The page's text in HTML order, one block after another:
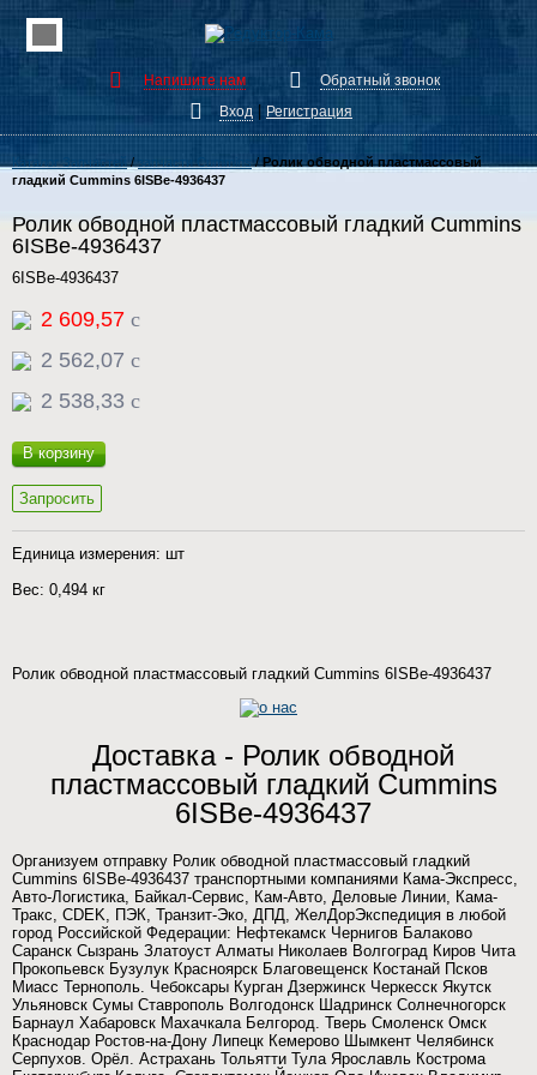
Напишите нам
Обратный звонок
Вход
Регистрация
Каталог Запчастей/запчасти Cummins/Ролик обводной пластмассовый
гладкий Cummins 6ISBe-4936437
Ролик обводной пластмассовый гладкий Cummins
6ISBe-4936437
6ISBe-4936437
2 609,57 c
2 562,07 c
2 538,33 c
В корзину
Запросить
Единица измерения: шт
Вес: 0,494 кг
Ролик обводной пластмассовый гладкий Cummins 6ISBe-4936437
Доставка - Ролик обводной
пластмассовый гладкий Cummins
6ISBe-4936437
Организуем отправку Ролик обводной пластмассовый гладкий
Cummins 6ISBe-4936437 транспортными компаниями Кама-Экспресс,
Авто-Логистика, Байкал-Сервис, Кам-Авто, Деловые Линии, Кама-
Тракс, CDEK, ПЭК, Транзит-Эко, ДПД, ЖелДорЭкспедиция в любой
город Российской Федерации: Нефтекамск Чернигов Балаково
Саранск Сызрань Златоуст Алматы Николаев Волгоград Киров Чита
Прокопьевск Бузулук Красноярск Благовещенск Костанай Псков
Миасс Тернополь. Чебоксары Курган Дзержинск Черкесск Якутск
Ульяновск Сумы Ставрополь Волгодонск Шадринск Солнечногорск
Барнаул Хабаровск Махачкала Белгород. Тверь Смоленск Омск
Краснодар Ростов-на-Дону Липецк Кемерово Шымкент Челябинск
Серпухов. Орёл. Астрахань Тольятти Тула Ярославль Кострома